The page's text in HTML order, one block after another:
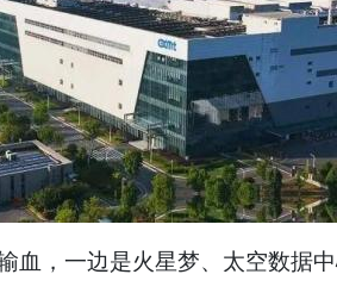
，一边是火星梦、太空数据